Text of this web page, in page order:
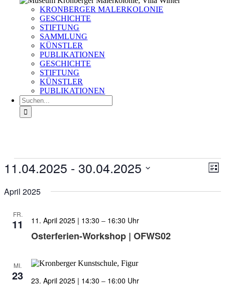
KRONBERGER MALERKOLONIE
GESCHICHTE
STIFTUNG
SAMMLUNG
KÜNSTLER
PUBLIKATIONEN
GESCHICHTE
STIFTUNG
KÜNSTLER
PUBLIKATIONEN
Suche
nach:
Veranstaltungen
Liste
11.04.2025 - 30.04.2025
wählen.
April 2025
FR.
11
Osterferien-Workshop | OFWS02
11. April 2025 | 13:30 – 16:30
MI.
23 23. April 2025 | 14:30 – 16:00